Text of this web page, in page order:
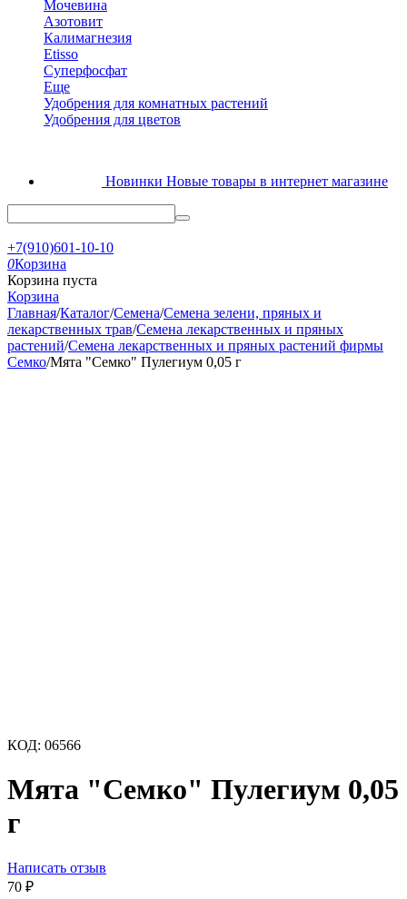
Мочевина
Азотовит
Калимагнезия
Etisso
Суперфосфат
Еще
Удобрения для комнатных растений
Удобрения для цветов
Новинки Новые товары в интернет магазине
+7(910)601-10-10
0Корзина
Корзина пуста
Корзина
Главная/Каталог/Семена/Семена зелени, пряных и
лекарственных трав/Семена лекарственных и пряных
растений/Семена лекарственных и пряных растений фирмы
Семко/Мята "Семко" Пулегиум 0,05 г
КОД: 06566
Мята "Семко" Пулегиум 0,05
г
Написать отзыв
70 ₽